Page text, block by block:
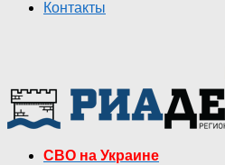
Контакты
СВО на Украине